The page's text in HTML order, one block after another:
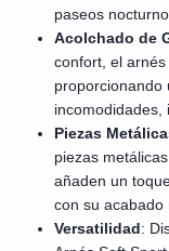
paseos
Acolchado de
confort, el arnés
proporcionando
incomodidades,
Piezas
piezas
añaden un
con su acabado
Versatilidad: